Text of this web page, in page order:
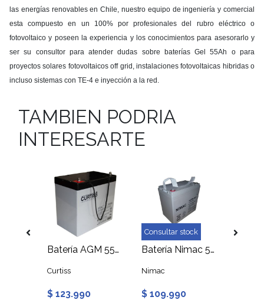
las energías renovables en Chile, nuestro equipo de ingeniería y comercial
esta compuesto en un 100% por profesionales del rubro eléctrico o
fotovoltaico y poseen la experiencia y los conocimientos para asesorarlo y
ser su consultor para atender dudas sobre baterías Gel 55Ah o para
proyectos solares fotovoltaicos off grid, instalaciones fotovoltaicas hibridas o
incluso sistemas con TE-4 e inyección a la red.
TAMBIEN PODRIA
INTERESARTE
Batería AGM 55Ah 12V Ciclo Profundo, Curtiss
Curtiss
$ 123.990
Consultar stock
Batería Nimac 55Ah 12V GEL Ciclo Profundo
Nimac
$ 109.990